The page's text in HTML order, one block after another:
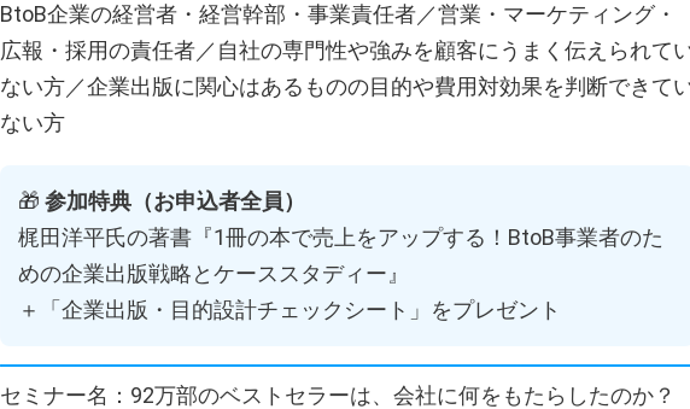
BtoB企業の経営者・経営幹部・事業責任者／営業・マーケティング・
広報・採用の責任者／自社の専門性や強みを顧客にうまく伝えられて
ない方／企業出版に関心はあるものの目的や費用対効果を判断できて
ない方
🎁 参加特典（お申込者全員）
梶田洋平氏の著書『1冊の本で売上をアップする！BtoB事業者のた
めの企業出版戦略とケーススタディー』
＋「企業出版・目的設計チェックシート」をプレゼント
セミナー名：92万部のベストセラーは、会社に何をもたらしたのか？